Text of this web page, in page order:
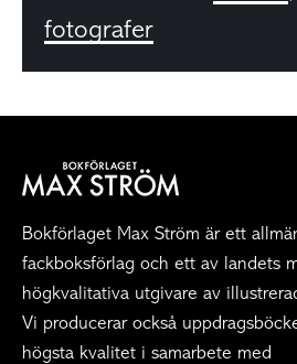
fotografer
Bokförlaget Max Ström är ett
fackboksförlag och ett av landets
högkvalitativa utgivare av
Vi producerar också
högsta kvalitet i samarbete med